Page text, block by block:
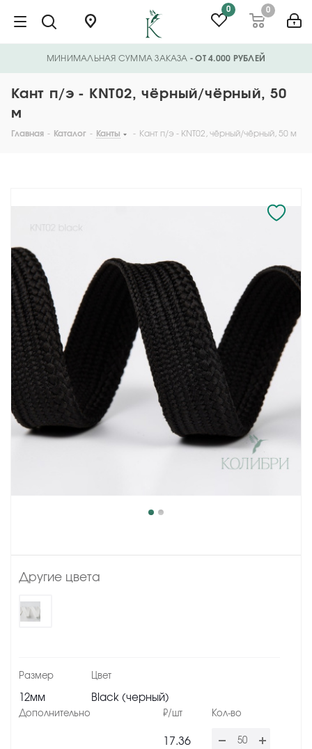
0 0
МИНИМАЛЬНАЯ СУММА ЗАКАЗА - ОТ 4.000 РУБЛЕЙ
Кант п/э - KNT02, чёрный/чёрный, 50
м
Главная - Каталог - Канты - Кант п/э - KNT02, чёрный/чёрный, 50 м
Другие цвета
12мм Black (черный)
17.36